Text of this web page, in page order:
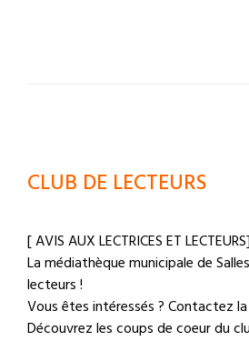
CLUB DE LECTEURS
[ AVIS AUX LECTRICES ET LECTEURS]
La médiathèque municipale de
lecteurs !
Vous êtes intéressés ? Contactez
Découvrez les coups de coeur du